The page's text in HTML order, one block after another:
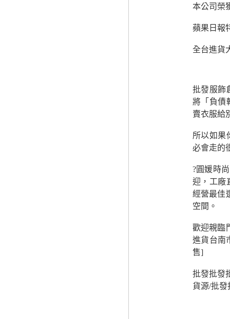
本公司榮
蘋果日報
全台進貨
批發服飾
將「負債
賣衣服給
所以如果
必會走的
?圓媛時
迎，工廠
經營最佳
空間。
歡迎親臨
進貨台南
售]
批發批發
貨源/批